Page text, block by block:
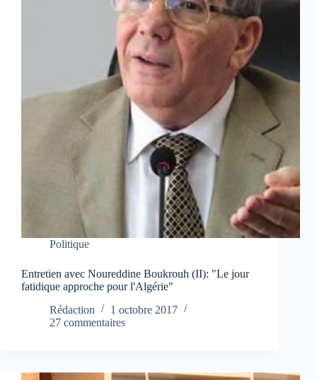
Politique
Entretien avec Noureddine Boukrouh (II): "Le jour
fatidique approche pour l'Algérie"
Rédaction
1 octobre 2017
27 commentaires